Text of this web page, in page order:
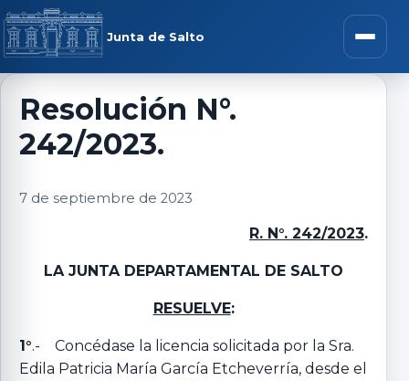
Saltar al contenido
Junta de Salto Abrir
menú
Resolución N°.
242/2023.
7 de septiembre de 2023
R. N°. 242/2023.
LA JUNTA DEPARTAMENTAL DE SALTO
RESUELVE:
1°.- Concédase la licencia solicitada por la Sra.
Edila Patricia María García Etcheverría, desde el